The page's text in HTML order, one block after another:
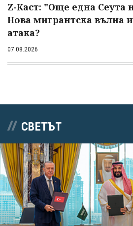
Z-Каст: "Още една Сеута
Нова мигрантска вълна
атака?
07.08.2026
СВЕТЪТ